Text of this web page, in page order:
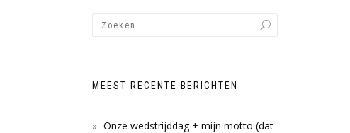
MEEST RECENTE BERICHTEN
Onze wedstrijddag + mijn motto (dat